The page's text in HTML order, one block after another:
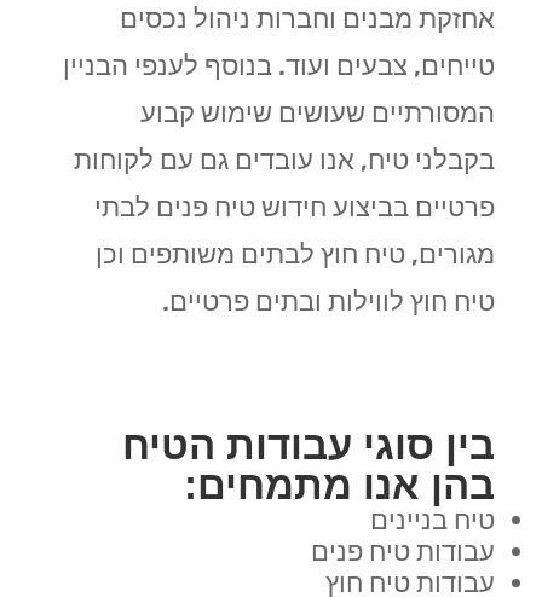
אחזקת מבנים וחברות ניהול נכסים
טייחים, צבעים ועוד. בנוסף לענפי הבניין
המסורתיים שעושים שימוש קבוע
בקבלני טיח, אנו עובדים גם עם לקוחות
פרטיים בביצוע חידוש טיח פנים לבתי
מגורים, טיח חוץ לבתים משותפים וכן
טיח חוץ לווילות ובתים פרטיים.
בין סוגי עבודות הטיח
בהן אנו מתמחים:
טיח בניינים
עבודות טיח פנים
עבודות טיח חוץ